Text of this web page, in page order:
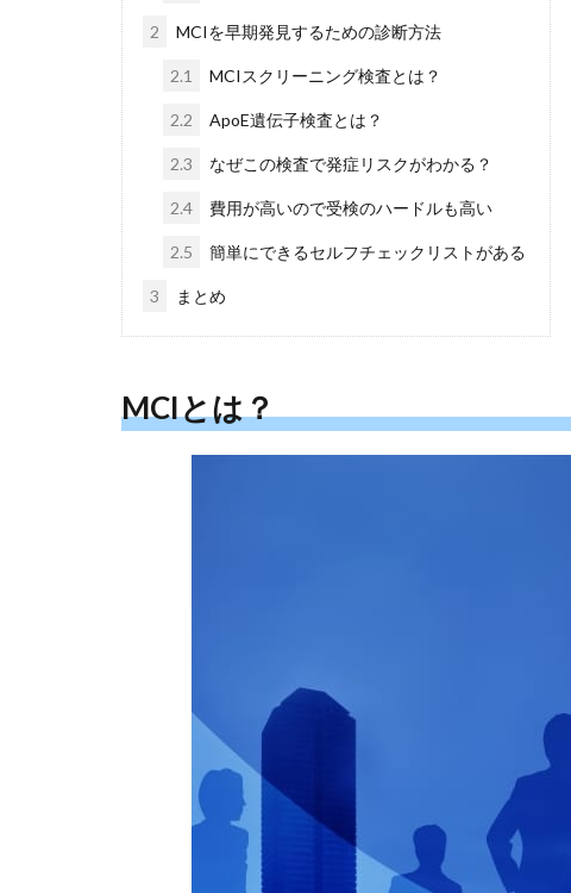
2 MCIを早期発見するための診断方法
2.1 MCIスクリーニング検査とは？
2.2 ApoE遺伝子検査とは？
2.3 なぜこの検査で発症リスクがわかる？
2.4 費用が高いので受検のハードルも高い
2.5 簡単にできるセルフチェックリストがある
3 まとめ
MCIとは？